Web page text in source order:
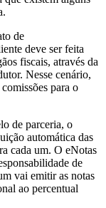
de
deve ser feita
fiscais, através da
Nesse cenário,
para o
de parceria, o
automática das
cada um. O eNotas
de
vai emitir as notas
ao percentual